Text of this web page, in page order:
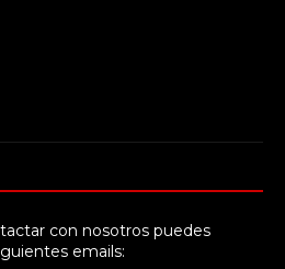
con nosotros puedes
emails: